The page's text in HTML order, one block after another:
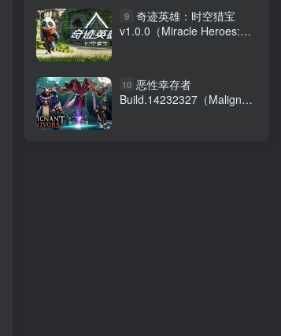
9 奇迹英雄：时空猎宝
v1.0.0（Miracle Heroes:
10 恶性幸存者
Build.14232327（Malignant